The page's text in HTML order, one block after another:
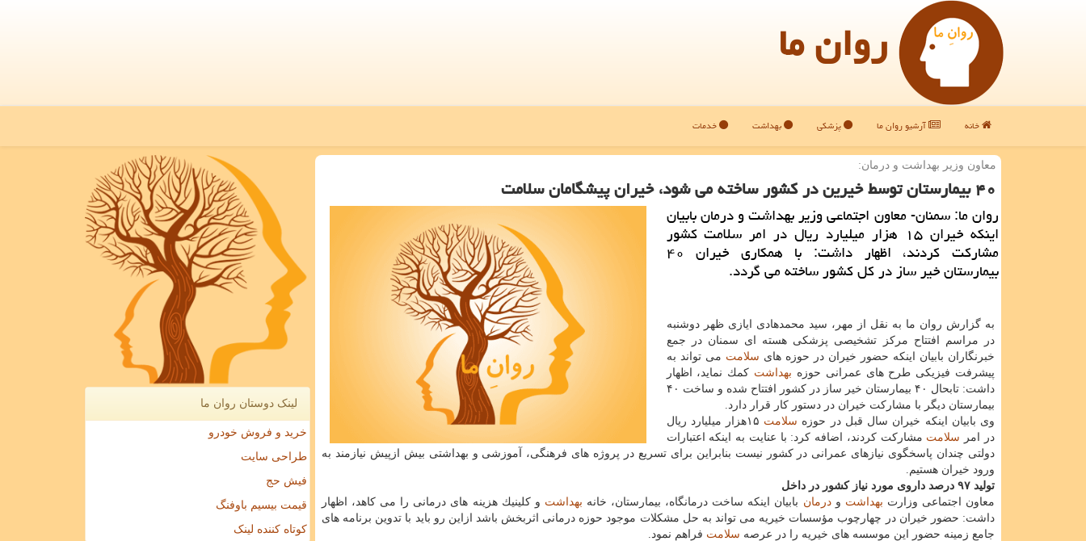
روان ما
خانه آرشیو روان ما پزشکی بهداشت خدمات
معاون وزیر بهداشت و درمان:
۴۰ بیمارستان توسط خیرین در كشور ساخته می شود، خیران پیشگامان سلامت
روان ما: سمنان- معاون اجتماعی وزیر بهداشت و درمان بابیان
اینكه خیران ۱۵ هزار میلیارد ریال در امر سلامت كشور
مشاركت كردند، اظهار داشت: با همكاری خیران ۴۰
بیمارستان خیر ساز در كل كشور ساخته می گردد.
به گزارش روان ما به نقل از مهر، سید محمدهادی ایازی ظهر دوشنبه
در مراسم افتتاح مركز تشخیصی پزشكی هسته ای سمنان در جمع
خبرنگاران بابیان اینكه حضور خیران در حوزه های سلامت می تواند به
پیشرفت فیزیكی طرح های عمرانی حوزه بهداشت كمك نماید، اظهار
داشت: تابحال ۴۰ بیمارستان خیر ساز در كشور افتتاح شده و ساخت ۴۰
بیمارستان دیگر با مشاركت خیران در دستور كار قرار دارد.
وی بابیان اینكه خیران سال قبل در حوزه سلامت
۱۵هزار میلیارد ریال
در امر سلامت مشاركت كردند، اضافه كرد: با عنایت به اینكه اعتبارات
دولتی چندان پاسخگوی نیازهای عمرانی در كشور نیست بنابراین برای تسریع در پروژه های فرهنگی، آموزشی و بهداشتی بیش ازپیش نیازمند به
ورود خیران هستیم.
تولید ۹۷ درصد داروی مورد نیاز كشور در داخل
معاون اجتماعی وزارت بهداشت ودرمان بابیان اینكه ساخت درمانگاه، بیمارستان، خانه بهداشت و كلینیك هزینه های درمانی را می كاهد، اظهار
داشت: حضور خیران در چهارچوب مؤسسات خیریه می تواند به حل مشكلات موجود حوزه درمانی اثربخش باشد ازاین رو باید با تدوین برنامه های
جامع زمینه حضور این موسسه های خیریه را در عرصه سلامت فراهم نمود.
لینک دوستان روان ما
خرید و فروش خودرو
طراحی سایت
فیش حج
قیمت بیسیم باوفنگ
کوتاه کننده لینک